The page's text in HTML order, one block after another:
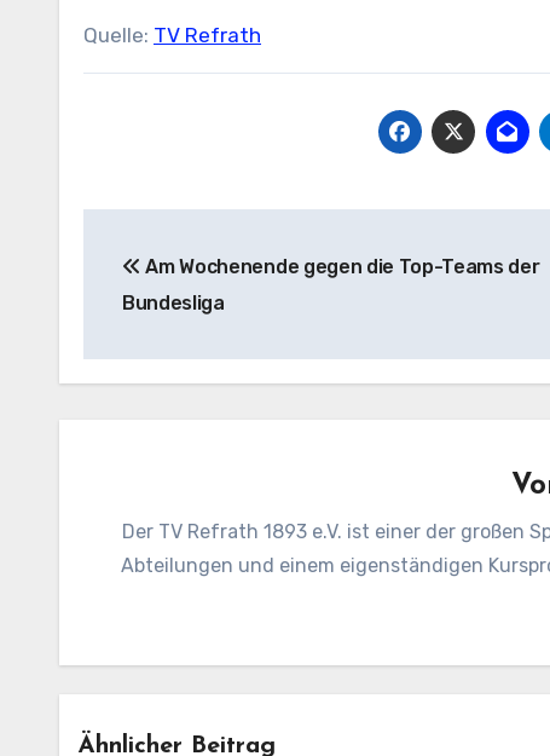
Quelle: TV Refrath
Am Wochenende gegen die Top-Teams der
Bundesliga
Der TV Refrath 1893 e.V. ist einer der großen
Abteilungen und einem eigenständigen
Ähnlicher Beitrag